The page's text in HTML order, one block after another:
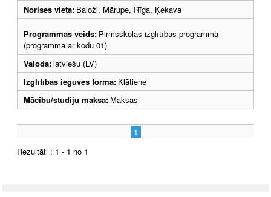
Norises vieta: Baloži, Mārupe, Rīga, Ķekava
Programmas veids: Pirmsskolas izglītības programma
(programma ar kodu 01)
Valoda:latviešu (LV)
Izglītības ieguves forma: Klātiene
Mācību/studiju maksa: Maksas
1
Rezultāti : 1 - 1 no 1